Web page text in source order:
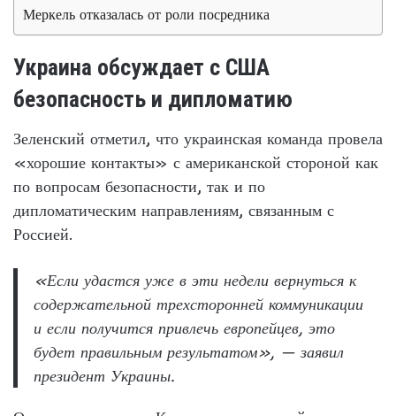
Меркель отказалась от роли посредника
Украина обсуждает с США
безопасность и дипломатию
Зеленский отметил, что украинская команда провела
«хорошие контакты» с американской стороной как
по вопросам безопасности, так и по
дипломатическим направлениям, связанным с
Россией.
«Если удастся уже в эти недели вернуться к
содержательной трехсторонней коммуникации
и если получится привлечь европейцев, это
будет правильным результатом», — заявил
президент Украины.